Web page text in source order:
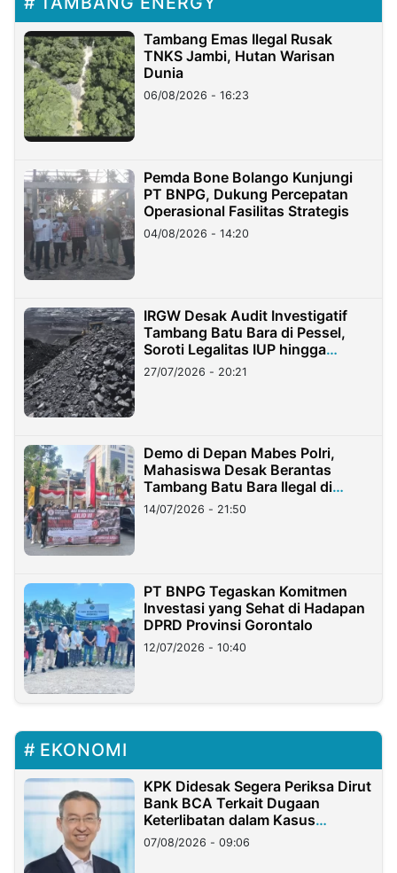
Tambang Emas Ilegal Rusak
TNKS Jambi, Hutan Warisan
Dunia
06/08/2026 - 16:23
Pemda Bone Bolango Kunjungi
PT BNPG, Dukung Percepatan
Operasional Fasilitas Strategis
04/08/2026 - 14:20
IRGW Desak Audit Investigatif
Tambang Batu Bara di Pessel,
Soroti Legalitas IUP hingga
Stockpile
27/07/2026 - 20:21
Demo di Depan Mabes Polri,
Mahasiswa Desak Berantas
Tambang Batu Bara Ilegal di
Lampung
14/07/2026 - 21:50
PT BNPG Tegaskan Komitmen
Investasi yang Sehat di Hadapan
DPRD Provinsi Gorontalo
12/07/2026 - 10:40
EKONOMI
KPK Didesak Segera Periksa Dirut
Bank BCA Terkait Dugaan
Keterlibatan dalam Kasus
Hilangnya Dana Nasabah Rp2,58
Miliar
07/08/2026 - 09:06